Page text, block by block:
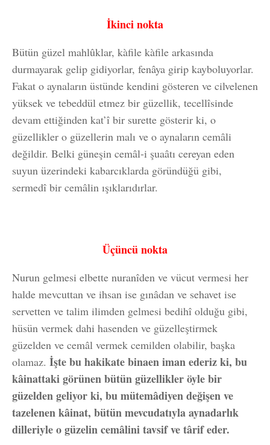
İkinci nokta
Bütün güzel mahlûklar, kàfile kàfile arkasında
durmayarak gelip gidiyorlar, fenâya girip kayboluyorlar.
Fakat o aynaların üstünde kendini gösteren ve cilvelenen
yüksek ve tebeddül etmez bir güzellik, tecellîsinde
devam ettiğinden kat’î bir surette gösterir ki, o
güzellikler o güzellerin malı ve o aynaların cemâli
değildir. Belki güneşin cemâl-i şuaâtı cereyan eden
suyun üzerindeki kabarcıklarda göründüğü gibi,
sermedî bir cemâlin ışıklarıdırlar.
Üçüncü nokta
Nurun gelmesi elbette nuranîden ve vücut vermesi her
halde mevcuttan ve ihsan ise gınâdan ve sehavet ise
servetten ve talim ilimden gelmesi bedihî olduğu gibi,
hüsün vermek dahi hasenden ve güzelleştirmek
güzelden ve cemâl vermek cemilden olabilir, başka
olamaz. İşte bu hakikate binaen iman ederiz ki, bu
kâinattaki görünen bütün güzellikler öyle bir
güzelden geliyor ki, bu mütemâdiyen değişen ve
tazelenen kâinat, bütün mevcudatıyla aynadarlık
dilleriyle o güzelin cemâlini tavsif ve târif eder.